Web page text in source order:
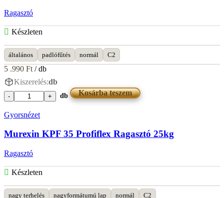
Ragasztó
Készleten
általános padlófűtés normál C2
5 .990 Ft / db
Kiszerelés:db
Murexin
25
Ragasztó
mennyiség
db Kosárba teszem
Gyorsnézet
Murexin KPF 35 Profiflex Ragasztó 25kg
Ragasztó
Készleten
nagy terhelés nagyformátumú lap normál C2